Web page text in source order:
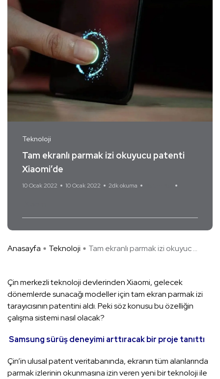
Teknoloji
Tam ekranlı parmak izi okuyucu patenti
Xiaomi’de
10 Ocak 2022 10 Ocak 2022 2dk okuma
Anasayfa Teknoloji Tam ekranlı parmak izi okuyuc ...
Çin merkezli teknoloji devlerinden Xiaomi, gelecek
dönemlerde sunacağı modeller için tam ekran parmak izi
tarayıcısının patentini aldı. Peki söz konusu bu özelliğin
çalışma sistemi nasıl olacak?
Samsung sürüş deneyimi arttıracak bir proje tanıttı
Çin’in ulusal patent veritabanında, ekranın tüm alanlarında
parmak izlerinin okunmasına izin veren yeni bir teknoloji ile